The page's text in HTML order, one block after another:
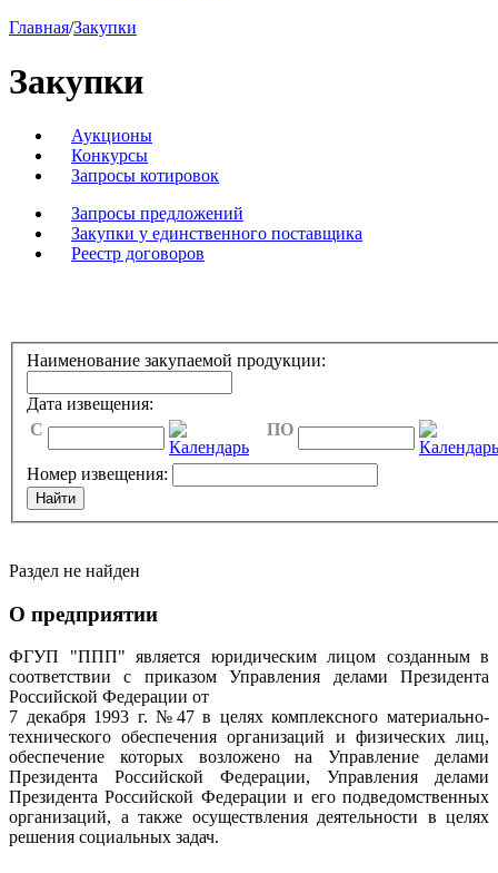
Главная/Закупки
Закупки
Аукционы
Конкурсы
Запросы котировок
Запросы предложений
Закупки у единственного поставщика
Реестр договоров
Наименование закупаемой продукции:
Дата извещения:
C
ПО
Номер извещения:
Раздел не найден
О предприятии
ФГУП "ППП" является юридическим лицом созданным в
соответствии с приказом Управления делами Президента
Российской Федерации от
7 декабря 1993 г. №47 в целях комплексного материально-
технического обеспечения организаций и физических лиц,
обеспечение которых возложено на Управление делами
Президента Российской Федерации, Управления делами
Президента Российской Федерации и его подведомственных
организаций, а также осуществления деятельности в целях
решения социальных задач.